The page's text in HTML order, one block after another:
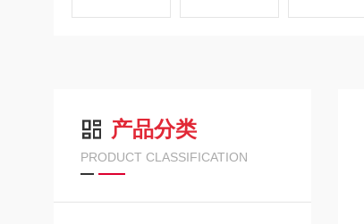
产品分类
PRODUCT CLASSIFICATION